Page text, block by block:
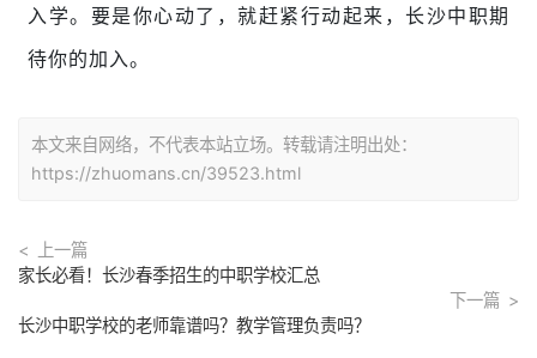
入学。要是你心动了，就赶紧行动起来，长沙中职期
待你的加入。
本文来自网络，不代表本站立场。转载请注明出处：
https://zhuomans.cn/39523.html
上一篇
家长必看！长沙春季招生的中职学校汇总
下一篇
长沙中职学校的老师靠谱吗？教学管理负责吗？